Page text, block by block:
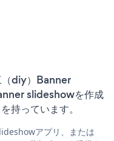
（diy）Banner
slideshowを作成
持っています。
アプリ、または